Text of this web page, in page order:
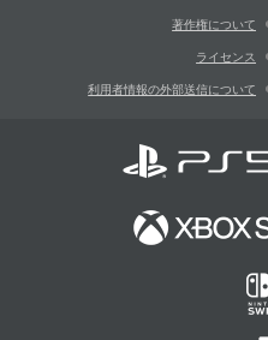
著作権について
ライセンス
利用者情報の外部送信について